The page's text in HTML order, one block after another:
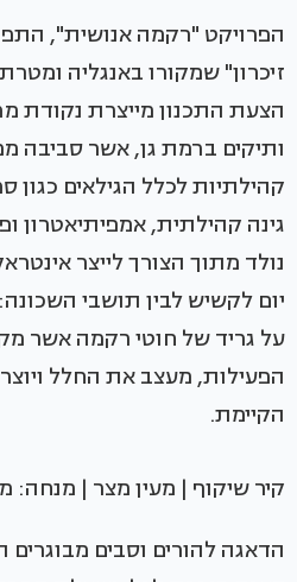
הפרויקט "רקמה אנושית",
זיכרון" שמקורו באנגליה
הצעת התכנון מייצרת נקודת
ותיקים ברמת גן, אשר סביבה
קהילתיות לכלל הגילאים כגון
גינה קהילתית, אמפיתיאטרון
נולד מתוך הצורך לייצר
יום לקשיש לבין תושבי
על גריד של חוטי רקמה אשר
הפעילות, מעצב את החלל
הקיימת.
קיר שיקוף | מעין מצר | מנחה:
הדאגה להורים וסבים